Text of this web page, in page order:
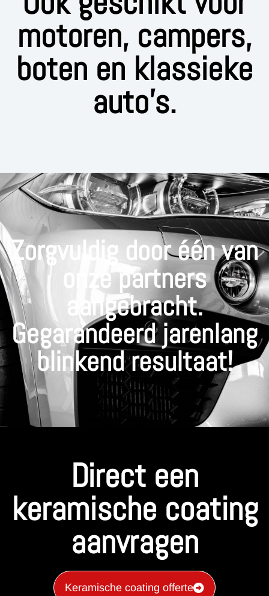
motoren, campers,
boten en klassieke
auto’s.
Zorgvuldig door één van
onze partners
aangebracht.
Gegarandeerd jarenlang
blinkend resultaat!
Direct een
keramische coating
aanvragen
Keramische coating offerte